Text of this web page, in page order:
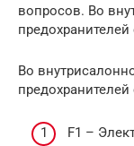
вопросов. Во
Во
F1 –